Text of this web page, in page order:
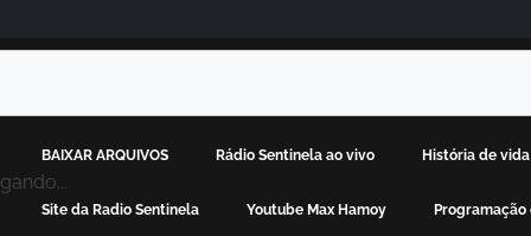
BAIXAR ARQUIVOS Rádio Sentinela ao vivo História de
Site da Radio Sentinela Youtube Max Hamoy Programação